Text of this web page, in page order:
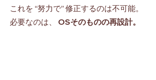
これを “努力で” 修正するのは不可能。
必要なのは、 OSそのものの再設計。